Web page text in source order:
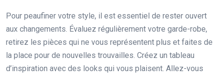
Pour peaufiner votre style, il est essentiel de rester ouvert
aux changements. Évaluez régulièrement votre garde-robe,
retirez les pièces qui ne vous représentent plus et faites de
la place pour de nouvelles trouvailles. Créez un tableau
d’inspiration avec des looks qui vous plaisent. Allez-vous